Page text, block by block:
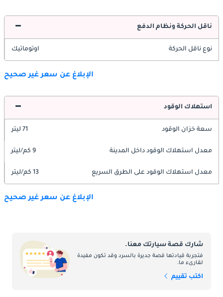
ناقل الحركة ونظام الدفع
نوع ناقل الحركة اوتوماتيك
الإبلاغ عن سعر غير صحيح
استهلاك الوقود
سعة خزان الوقود 71 ليتر
معدل استهلاك الوقود داخل المدينة 9 كم/ليتر
معدل استهلاك الوقود على الطرق السريع 13 كم/ليتر
الإبلاغ عن سعر غير صحيح
شارك قصة سيارتك معنا.
فتجربة قيادتها قصة جديرة بالسرد وقد تكون مفيدة
لقارىء ما.
اكتب تقييم